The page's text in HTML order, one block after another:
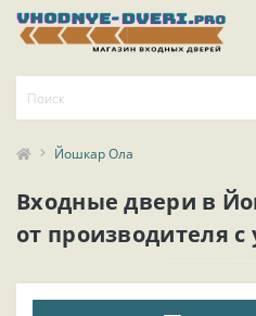
Йошкар Ола
Входные двери в
от производителя с